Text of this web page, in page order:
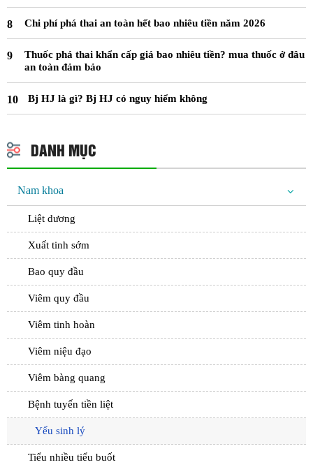
Chi phí phá thai an toàn hết bao nhiêu tiền năm 2026
Thuốc phá thai khẩn cấp giá bao nhiêu tiền? mua thuốc ở đâu
an toàn đảm bảo
Bj HJ là gì? Bj HJ có nguy hiểm không
DANH MỤC
Nam khoa
Liệt dương
Xuất tinh sớm
Bao quy đầu
Viêm quy đầu
Viêm tinh hoàn
Viêm niệu đạo
Viêm bàng quang
Bệnh tuyến tiền liệt
Yếu sinh lý
Tiểu nhiều tiểu buốt